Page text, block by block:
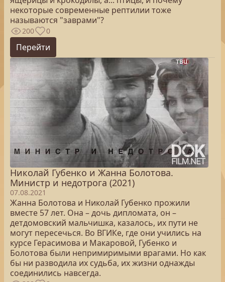
некоторые современные рептилии тоже
называются "заврами"?
200 0
Перейти
Николай Губенко и Жанна Болотова.
Министр и недотрога (2021)
07.08.2021
Жанна Болотова и Николай Губенко прожили
вместе 57 лет. Она – дочь дипломата, он –
детдомовский мальчишка, казалось, их пути не
могут пересечься. Во ВГИКе, где они учились на
курсе Герасимова и Макаровой, Губенко и
Болотова были непримиримыми врагами. Но как
бы ни разводила их судьба, их жизни однажды
соединились навсегда.